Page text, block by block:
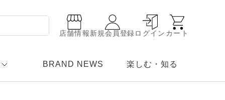
店舗情報新規会員登録ログイン カート
BRAND NEWS 楽しむ・知る